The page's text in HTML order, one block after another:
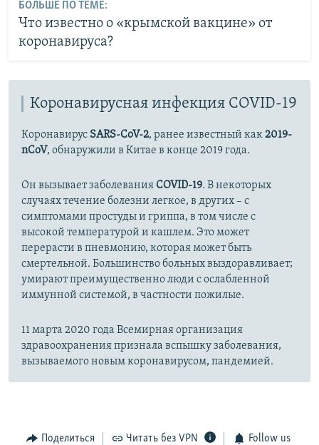
БОЛЬШЕ ПО ТЕМЕ:
Что известно о «крымской вакцине» от
коронавируса?
Коронавирусная инфекция COVID-19
Коронавирус SARS-CoV-2, ранее известный как2019-
nCoV, обнаружили в Китае в конце 2019 года.
Он вызывает заболеванияCOVID-19. В некоторых
случаях течение болезни легкое, в других – с
симптомами простуды и гриппа, в том числе с
высокой температурой и кашлем. Это может
перерасти в пневмонию, которая может быть
смертельной. Большинство больных выздоравливает;
умирают преимущественно люди с ослабленной
иммунной системой, в частности пожилые.
11 марта 2020 года Всемирная организация
здравоохранения признала вспышку заболевания,
вызываемого новым коронавирусом, пандемией.
Поделиться Читать без VPN Follow us